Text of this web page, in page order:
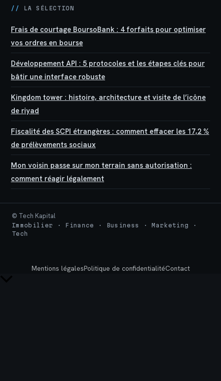
// LA SÉLECTION
Frais de courtage BoursoBank : 4 forfaits pour optimiser
vos ordres en bourse
Développement API : 5 protocoles et les étapes clés pour
bâtir une interface robuste
Kingdom tower : histoire, architecture et visite de l’icône
de riyad
Fiscalité des SCPI étrangères : comment effacer les 17,2 %
de prélèvements sociaux
Mon voisin passe sur mon terrain sans autorisation :
comment réagir légalement
© Tech Kapital
Immobilier · Finance · Business · Marketing ·
Tech
Mentions légalesPolitique de confidentialitéContact